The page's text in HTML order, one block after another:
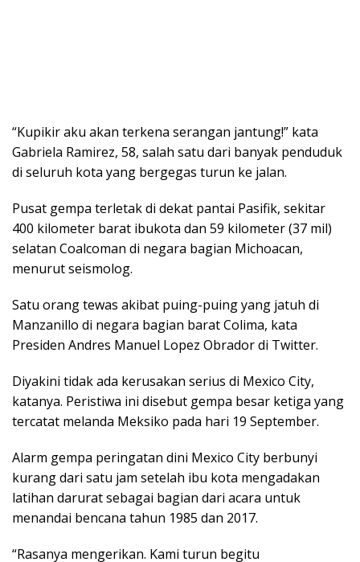
“Kupikir aku akan terkena serangan jantung!” kata
Gabriela Ramirez, 58, salah satu dari banyak penduduk
di seluruh kota yang bergegas turun ke jalan.
Pusat gempa terletak di dekat pantai Pasifik, sekitar
400 kilometer barat ibukota dan 59 kilometer (37 mil)
selatan Coalcoman di negara bagian Michoacan,
menurut seismolog.
Satu orang tewas akibat puing-puing yang jatuh di
Manzanillo di negara bagian barat Colima, kata
Presiden Andres Manuel Lopez Obrador di Twitter.
Diyakini tidak ada kerusakan serius di Mexico City,
katanya. Peristiwa ini disebut gempa besar ketiga yang
tercatat melanda Meksiko pada hari 19 September.
Alarm gempa peringatan dini Mexico City berbunyi
kurang dari satu jam setelah ibu kota mengadakan
latihan darurat sebagai bagian dari acara untuk
menandai bencana tahun 1985 dan 2017.
“Rasanya mengerikan. Kami turun begitu